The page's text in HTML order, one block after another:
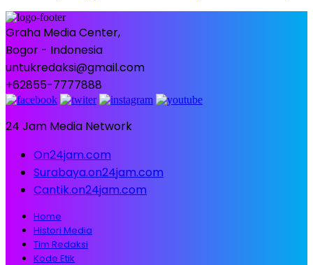
Graha Media Center,
Bogor - Indonesia
untukredaksi@gmail.com
+62855-7777888
24 Jam Media Network
On24jam.com
Surabaya.on24jam.com
Cantik.on24jam.com
Home
Histori Media
Tim Redaksi
Kode Etik